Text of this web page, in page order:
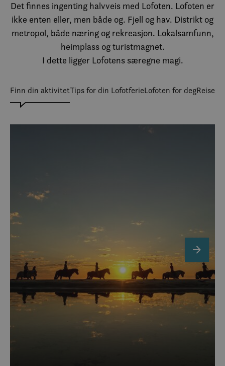
Det finnes ingenting halvveis med Lofoten. Lofoten er
ikke enten eller, men både og. Fjell og hav. Distrikt og
metropol, både næring og rekreasjon. Lokalsamfunn,
heimplass og turistmagnet.
I dette ligger Lofotens særegne magi.
Finn din aktivitetTips for din LofotferieLofoten for degReisen
next